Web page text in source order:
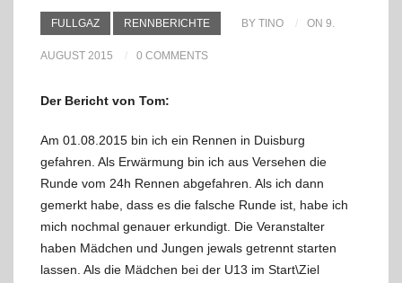
FULLGAZ RENNBERICHTE BY TINO ON 9.
AUGUST 2015 0 COMMENTS
Der Bericht von Tom:
Am 01.08.2015 bin ich ein Rennen in Duisburg
gefahren. Als Erwärmung bin ich aus Versehen die
Runde vom 24h Rennen abgefahren. Als ich dann
gemerkt habe, dass es die falsche Runde ist, habe ich
mich nochmal genauer erkundigt. Die Veranstalter
haben Mädchen und Jungen jewals getrennt starten
lassen. Als die Mädchen bei der U13 im Start\Ziel